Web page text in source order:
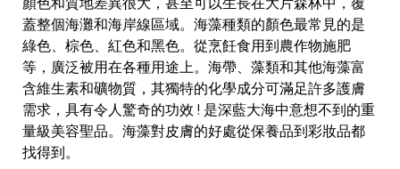
蓋整個海灘和海岸線區域。海藻種類的顏色最常見的是
綠色、棕色、紅色和黑色。從烹飪食用到農作物施肥
等，廣泛被用在各種用途上。海帶、藻類和其他海藻富
含維生素和礦物質，其獨特的化學成分可滿足許多護膚
需求，具有令人驚奇的功效 ! 是深藍大海中意想不到的重
量級美容聖品。海藻對皮膚的好處從保養品到彩妝品都
找得到。